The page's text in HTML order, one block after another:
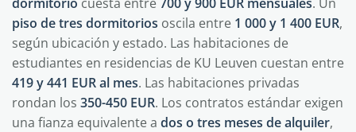
piso de tres dormitorios oscila entre 1 000 y 1 400 EUR,
según ubicación y estado. Las habitaciones de
estudiantes en residencias de KU Leuven cuestan entre
419 y 441 EUR al mes. Las habitaciones privadas
rondan los 350-450 EUR. Los contratos estándar exigen
una fianza equivalente a dos o tres meses de alquiler,